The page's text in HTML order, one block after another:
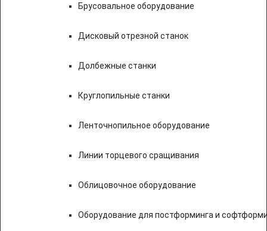
Брусовальное оборудование
Дисковый отрезной станок
Долбежные станки
Круглопильные станки
Ленточнопильное оборудование
Линии торцевого сращивания
Облицовочное оборудование
Оборудование для постформинга и